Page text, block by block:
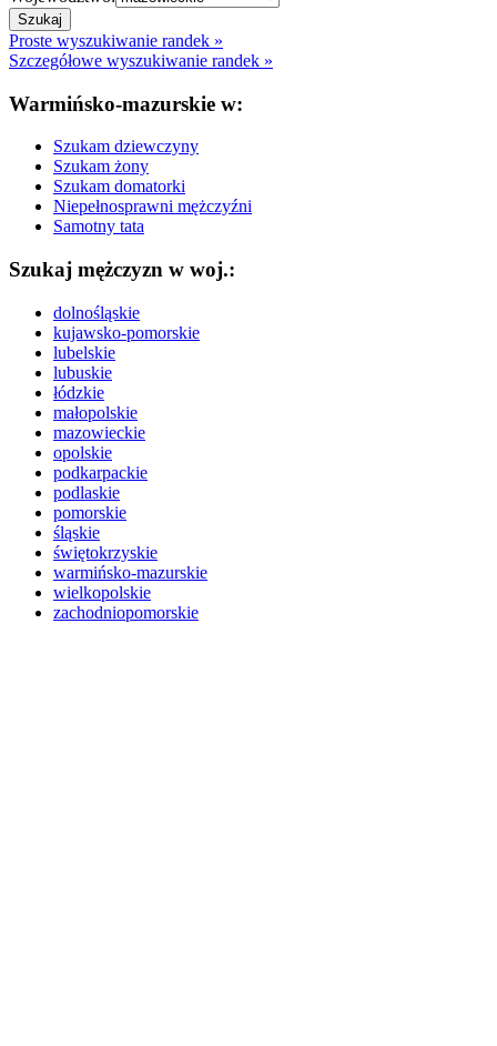
Proste wyszukiwanie randek »
Szczegółowe wyszukiwanie randek »
Warmińsko-mazurskie w:
Szukam dziewczyny
Szukam żony
Szukam domatorki
Niepełnosprawni mężczyźni
Samotny tata
Szukaj mężczyzn w woj.:
dolnośląskie
kujawsko-pomorskie
lubelskie
lubuskie
łódzkie
małopolskie
mazowieckie
opolskie
podkarpackie
podlaskie
pomorskie
śląskie
świętokrzyskie
warmińsko-mazurskie
wielkopolskie
zachodniopomorskie